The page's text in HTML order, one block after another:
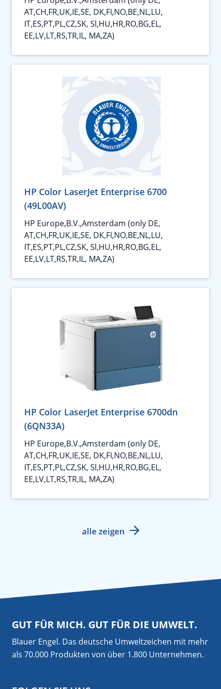
AT,CH,FR,UK,IE,SE, DK,FI,NO,BE,NL,LU,
IT,ES,PT,PL,CZ,SK, Sl,HU,HR,RO,BG,EL,
EE,LV,LT,RS,TR,IL, MA,ZA)
HP Color LaserJet Enterprise 6700
(49L00AV)
HP Europe,B.V.,Amsterdam (only DE,
AT,CH,FR,UK,IE,SE, DK,FI,NO,BE,NL,LU,
IT,ES,PT,PL,CZ,SK, Sl,HU,HR,RO,BG,EL,
EE,LV,LT,RS,TR,IL, MA,ZA)
HP Color LaserJet Enterprise 6700dn
(6QN33A)
HP Europe,B.V.,Amsterdam (only DE,
AT,CH,FR,UK,IE,SE, DK,FI,NO,BE,NL,LU,
IT,ES,PT,PL,CZ,SK, Sl,HU,HR,RO,BG,EL,
EE,LV,LT,RS,TR,IL, MA,ZA)
alle zeigen
GUT FÜR MICH. GUT FÜR DIE UMWELT.
Blauer Engel. Das deutsche Umweltzeichen mit mehr
als 70.000 Produkten von über 1.800 Unternehmen.